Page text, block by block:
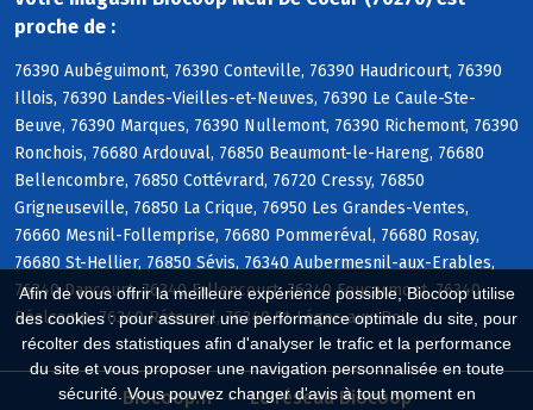
Afin de vous offrir la meilleure expérience possible, Biocoop utilise
des cookies : pour assurer une performance optimale du site, pour
récolter des statistiques afin d'analyser le trafic et la performance
du site et vous proposer une navigation personnalisée en toute
sécurité. Vous pouvez changer d'avis à tout moment en
proche de :
76390 Aubéguimont, 76390 Conteville, 76390 Haudricourt, 76390
Illois, 76390 Landes-Vieilles-et-Neuves, 76390 Le Caule-Ste-
Beuve, 76390 Marques, 76390 Nullemont, 76390 Richemont, 76390
Ronchois, 76680 Ardouval, 76850 Beaumont-le-Hareng, 76680
Bellencombre, 76850 Cottévrard, 76720 Cressy, 76850
Grigneuseville, 76850 La Crique, 76950 Les Grandes-Ventes,
76660 Mesnil-Follemprise, 76680 Pommeréval, 76680 Rosay,
76680 St-Hellier, 76850 Sévis, 76340 Aubermesnil-aux-Erables,
76340 Dancourt, 76340 Fallencourt, 76340 Foucarmont, 76340
Réalcamp, 76340 Rétonval, 76340 St-Léger-aux-Bois
Biocoop.fr Le réseau Biocoop